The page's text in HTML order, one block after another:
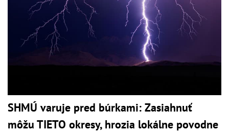
SHMÚ varuje pred búrkami: Zasiahnuť
môžu TIETO okresy, hrozia lokálne povodne